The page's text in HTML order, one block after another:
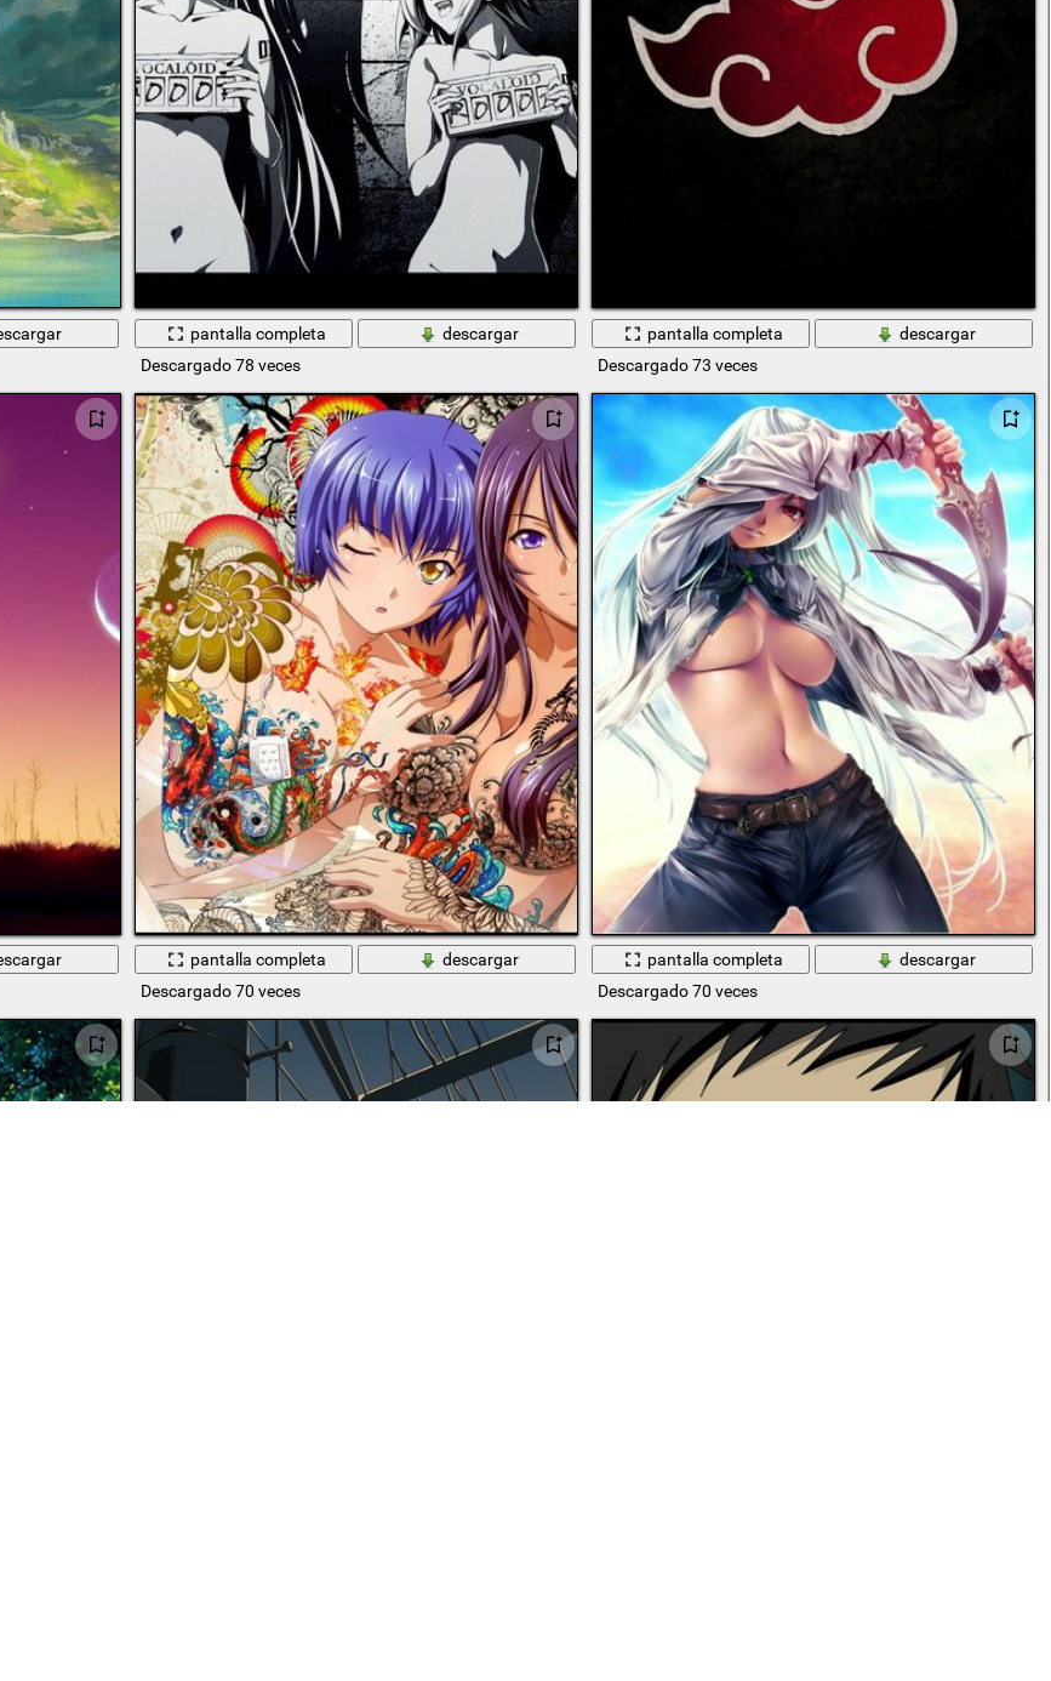
pantalla completa
descargar
Descargado 78 veces
pantalla completa
descargar
Descargado 73 veces
pantalla completa
descargar
Descargado 70 veces
pantalla completa
descargar
Descargado 70 veces